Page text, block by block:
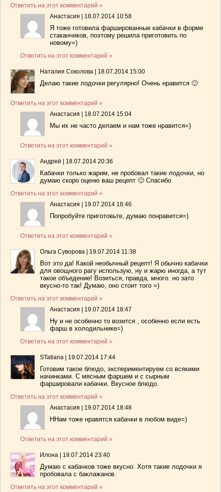
Ответить на этот комментарий »
Анастасия
18.07.2014 10:58
Я тоже готовила фаршированные кабачки в форме
стаканчиков, поэтому решила приготовить по
новому=)
Ответить на этот комментарий »
Наталия Соколова 18.07.2014 15:00
Делаю такие лодочки регулярно! Очень нравится 🙂
Ответить на этот комментарий »
Анастасия
18.07.2014 15:04
Мы их не часто делаем и нам тоже нравится=)
Ответить на этот комментарий »
Андрей 18.07.2014 20:36
Кабачки только жарим, не пробовал такие лодочки, но
думаю скоро оценю ваш рецепт 🙂 Спасибо
Ответить на этот комментарий »
Анастасия
19.07.2014 18:46
Попробуйте приготовьте, думаю понравится=)
Ответить на этот комментарий »
Ольга Суворова 19.07.2014 11:38
Вот это да! Какой необычный рецепт! Я обычно кабачки
для овощного рагу использую, ну и жарю иногда, а тут
такое объедение! Возиться, правда, много. но зато
вкусно-то так! Думаю, оно стоит того =)
Ответить на этот комментарий »
Анастасия
19.07.2014 18:47
Ну и не особенно то возится , особенно если есть
фарш в холодильнике=)
Ответить на этот комментарий »
STatiana 19.07.2014 17:44
Готовим такое блюдо, экспериментируем со всякими
начинками. С мясным фаршем и с сырным
фаршировали кабачки. Вкусное блюдо.
Ответить на этот комментарий »
Анастасия
19.07.2014 18:48
ННам тоже нравятся кабачки в любом виде=)
Ответить на этот комментарий »
Илона 19.07.2014 23:40
Думаю с кабачков тоже вкусно. Хотя такие лодочки я
пробовала с баклажанов.
Ответить на этот комментарий »